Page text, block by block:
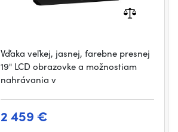
Vďaka veľkej, jasnej, farebne presnej
19" LCD obrazovke a možnostiam
nahrávania v
2 459 €